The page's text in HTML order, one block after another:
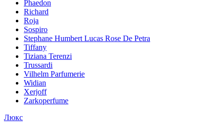
Phaedon
Richard
Roja
Sospiro
Stephane Humbert Lucas Rose De Petra
Tiffany
Tiziana Terenzi
Trussardi
Vilhelm Parfumerie
Widian
Xerjoff
Zarkoperfume
Люкс